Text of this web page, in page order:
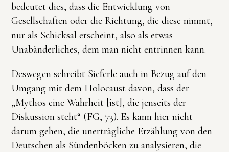
bedeutet dies, dass die Entwicklung von
Gesellschaften oder die Richtung, die diese nimmt,
nur als Schicksal erscheint, also als etwas
Unabänderliches, dem man nicht entrinnen kann.
Deswegen schreibt Sieferle auch in Bezug auf den
Umgang mit dem Holocaust davon, dass der
„Mythos eine Wahrheit [ist], die jenseits der
Diskussion steht“ (FG, 73). Es kann hier nicht
darum gehen, die unerträgliche Erzählung von den
Deutschen als Sündenböcken zu analysieren, die